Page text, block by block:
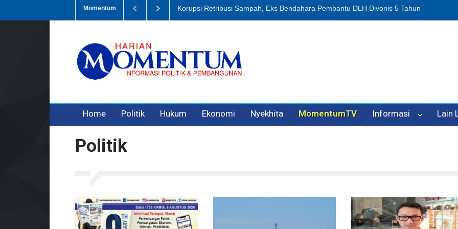
Momentum Dugaan Penipuan Oleh Oknum Kadis, Kuasa Hukum Pelapor Desak Polisi Tetapkan P-
Home Politik Hukum Ekonomi Nyekhita MomentumTV Informasi Lain
Politik